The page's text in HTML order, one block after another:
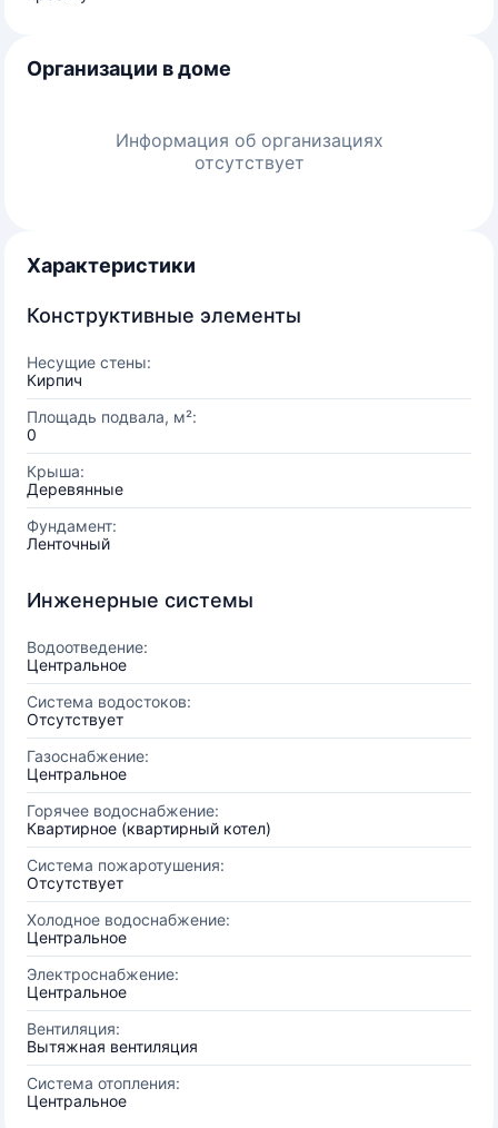
Организации в доме
Информация об организациях
отсутствует
Характеристики
Конструктивные элементы
Несущие стены:
Кирпич
Площадь подвала, м²:
0
Крыша:
Деревянные
Фундамент:
Ленточный
Инженерные системы
Водоотведение:
Центральное
Система водостоков:
Отсутствует
Газоснабжение:
Центральное
Горячее водоснабжение:
Квартирное (квартирный котел)
Система пожаротушения:
Отсутствует
Холодное водоснабжение:
Центральное
Электроснабжение:
Центральное
Вентиляция:
Вытяжная вентиляция
Система отопления:
Центральное